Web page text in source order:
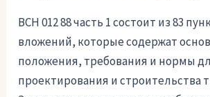
ВСН 012 88 часть 1 состоит из 83
вложений, которые содержат
положения, требования и нормы
проектирования и строительства